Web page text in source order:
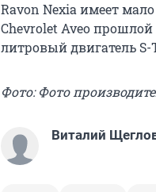
Ravon Nexia имеет
Chevrolet Aveo
литровый двигатель S-
Фото: Фото
Виталий